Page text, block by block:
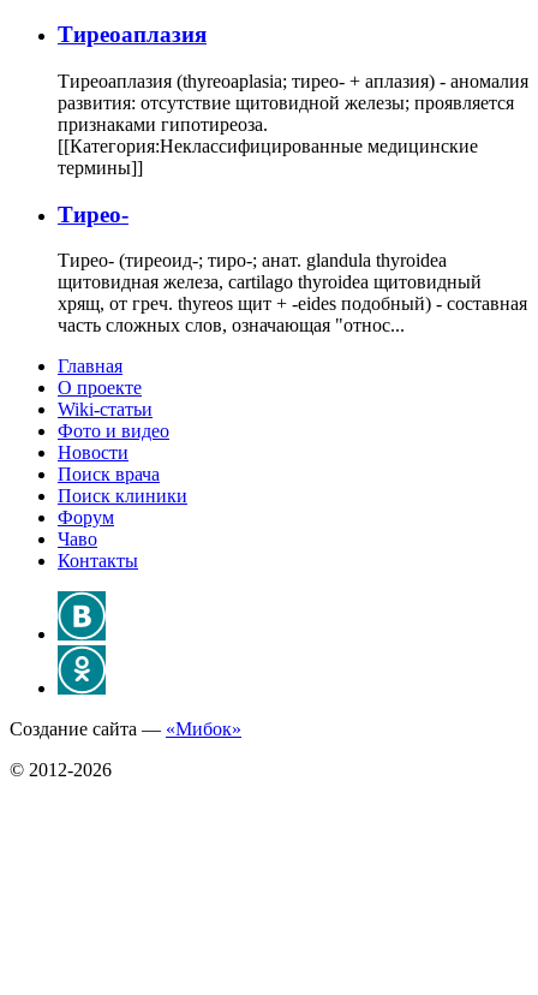
Тиреоаплазия
Тиреоаплазия (thyreoaplasia; тирео- + аплазия) - аномалия
развития: отсутствие щитовидной железы; проявляется
признаками гипотиреоза.
[[Категория:Неклассифицированные медицинские
термины]]
Тирео-
Тирео- (тиреоид-; тиро-; анат. glandula thyroidea
щитовидная железа, cartilago thyroidea щитовидный
хрящ, от греч. thyreos щит + -eides подобный) - составная
часть сложных слов, означающая "относ...
Главная
О проекте
Wiki-статьи
Фото и видео
Новости
Поиск врача
Поиск клиники
Форум
Чаво
Контакты
Создание сайта — «Мибок»
© 2012-2026